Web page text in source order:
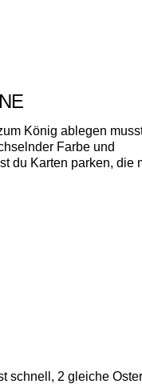
König ablegen
Farbe und
du Karten parken, die
schnell, 2 gleiche